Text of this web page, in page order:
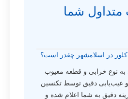
متداول شما
کلور در اسلامشهر چقدر است؟
به نوع خرابی و قطعه معیوب
و عیب‌یابی دقیق توسط تکنسین
دقیق به شما اعلام شده و